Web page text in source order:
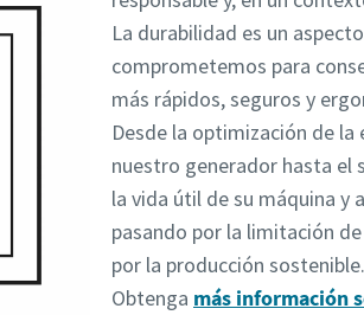
La durabilidad es un
comprometemos para
más rápidos, seguros y
Desde la optimización de
nuestro generador hasta el
la vida útil de su máquina y
pasando por la limitación
por la producción sostenible.
Obtenga más información